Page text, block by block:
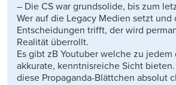
– Die CS war grundsolide, bis zum
Wer auf die Legacy Medien setzt und
Entscheidungen trifft, der wird
Realität überrollt.
Es gibt zB Youtuber welche zu
akkurate, kenntnisreiche Sicht
diese Propaganda-Blättchen absolut